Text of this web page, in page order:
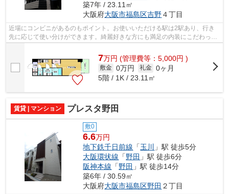
築7年 / 23.11㎡
大阪府大阪市福島区吉野４丁目
近場にコンビニがあるのもポイント。お使いいただける駅は2駅あり、行き
先に応じて使い分けができます。綺麗好きな方にも満足の内装にこだわった
7万円 (管理費等：5,000円 )
敷金 0万円 礼金 0ヶ月
5階 / 1K / 23.11㎡
賃貸 | マンション プレスタ野田
敷0
6.6万円
地下鉄千日前線 「玉川
」駅 徒歩5分
大阪環状線 「野田 」駅 徒歩6分
阪神本線 「野田 」駅 徒歩14分
築6年 / 30.59㎡
大阪府大阪市福島区野田 ２丁目